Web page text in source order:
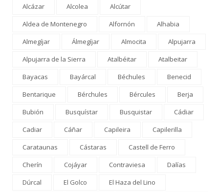
Alcázar
Alcolea
Alcútar
Aldea de Montenegro
Alfornón
Alhabia
Almegíjar
Álmegíjar Almocita
Alpujarra
Alpujarra de la Sierra
Atalbéitar
Atalbeitar
Bayacas
Bayárcal Béchules
Benecid
Bentarique
Bérchules Bércules
Berja
Bubión
Busquístar Busquistar
Cádiar
Cadiar
Cáñar Capileira
Capilerilla
Carataunas
Cástaras
Castell de Ferro
Cherín
Cojáyar Contraviesa
Dalías
Dúrcal
El Golco
El Haza del Lino